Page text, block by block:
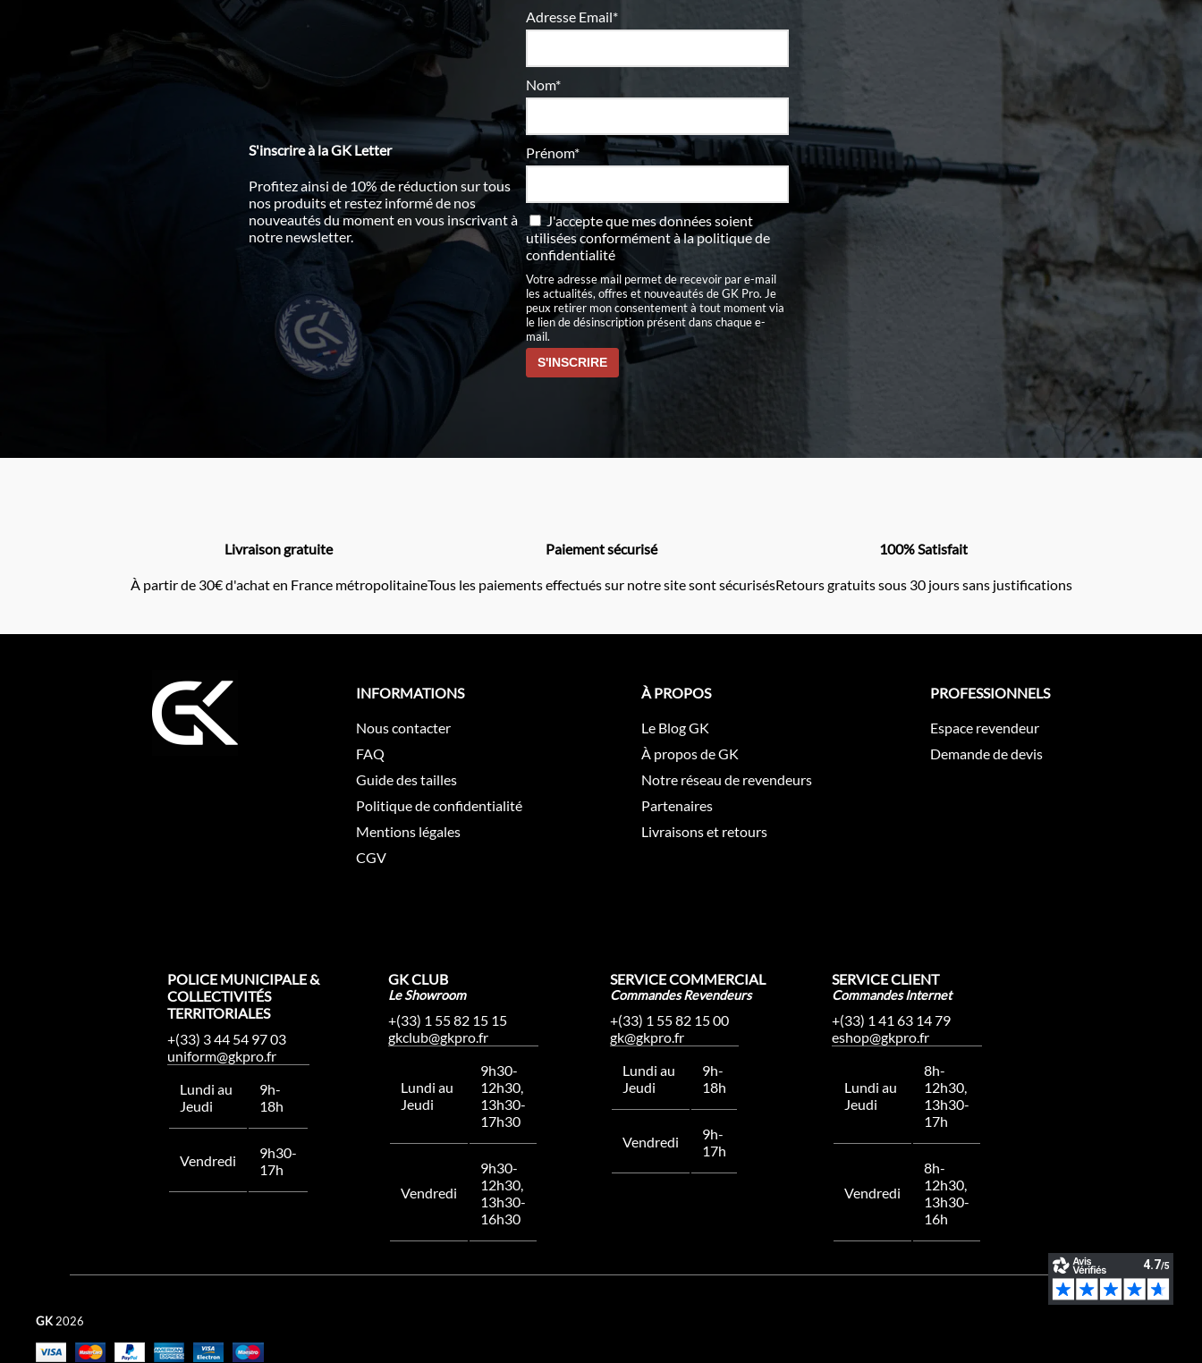
S'inscrire à la GK Letter
Profitez ainsi de 10% de réduction sur tous
nos produits et restez informé de nos
nouveautés du moment en vous inscrivant à
notre newsletter.
Adresse Email*
Nom*
Prénom*
J'accepte que mes données soient
utilisées conformément àla politique de
confidentialité
Votre adresse mail permet de recevoir par e-mail
les actualités, offres et nouveautés de GK Pro. Je
peux retirer mon consentement à tout moment via
le lien de désinscription présent dans chaque e-
mail.
Livraison gratuite
À partir de 30€ d'achat en France métropolitaine
Paiement sécurisé
Tous les paiements effectués sur notre site sont sécurisés
100% Satisfait
Retours gratuits sous 30 jours sans justifications
INFORMATIONS
Nous contacter
FAQ
Guide des tailles
Politique de confidentialité
Mentions légales
CGV
À PROPOS
Le Blog GK
À propos de GK
Notre réseau de revendeurs
Partenaires
Livraisons et retours
PROFESSIONNELS
Espace revendeur
Demande de devis
POLICE MUNICIPALE &
COLLECTIVITÉS
TERRITORIALES
+(33) 3 44 54 97 03
uniform@gkpro.fr
Lundi au
Jeudi
9h-
18h
Vendredi
9h30-
17h
GK CLUB
Le Showroom
+(33) 1 55 82 15 15
gkclub@gkpro.fr
Lundi au
Jeudi
9h30-
12h30,
13h30-
17h30
Vendredi
9h30-
12h30,
13h30-
16h30
SERVICE COMMERCIAL
Commandes Revendeurs
+(33) 1 55 82 15 00
gk@gkpro.fr
Lundi au
Jeudi
9h-
18h
Vendredi
9h-
17h
SERVICE CLIENT
Commandes Internet
+(33) 1 41 63 14 79
eshop@gkpro.fr
Lundi au
Jeudi
8h-
12h30,
13h30-
17h
Vendredi
8h-
12h30,
13h30-
16h
GK 2026